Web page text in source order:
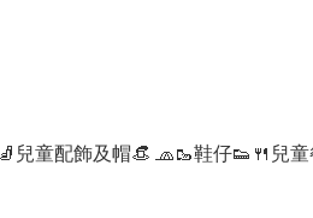
兒童配飾及帽👒 🧢🥾鞋仔👟 🍴兒童